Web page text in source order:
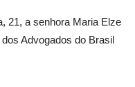
21, a senhora Maria Elze
Advogados do Brasil